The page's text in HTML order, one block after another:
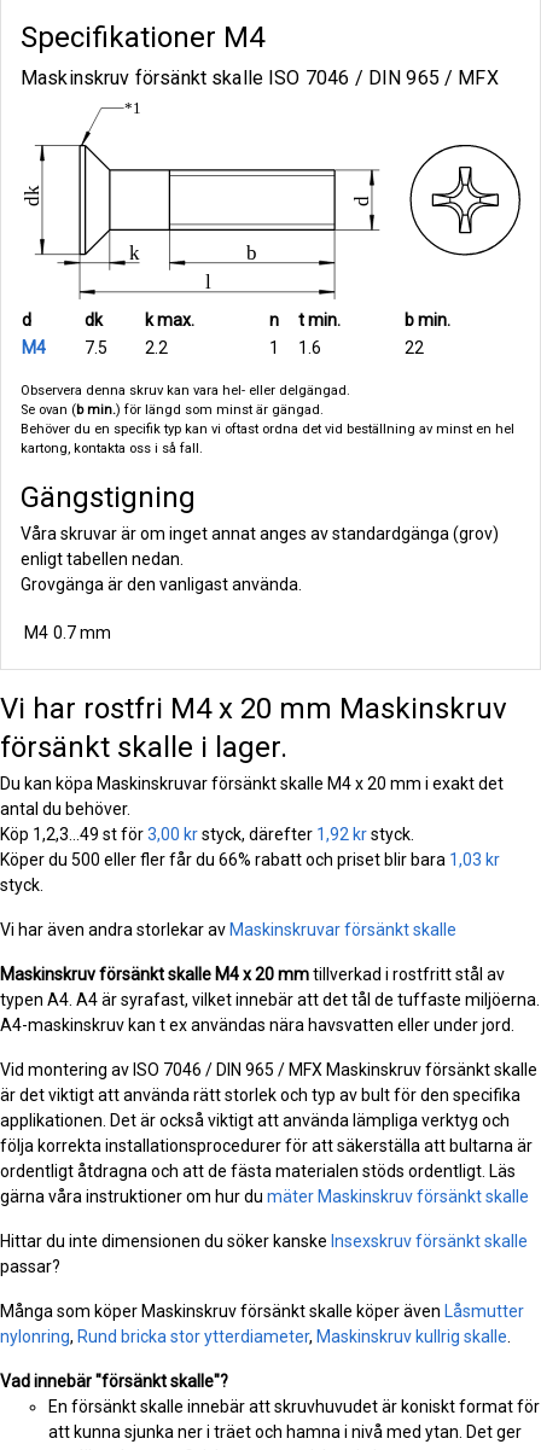
Specifikationer M4
Maskinskruv försänkt skalle ISO 7046 / DIN 965 / MFX
d dk k max. n t min.
b min.
M4
7.5 2.2 1 1.6 22
Observera denna skruv kan vara hel- eller delgängad.
Se ovan (b min.) för längd som minst är gängad.
Behöver du en specifik typ kan vi oftast ordna det vid beställning av minst en hel
kartong, kontakta oss i så fall.
Gängstigning
Våra skruvar är om inget annat anges av standardgänga (grov)
enligt tabellen nedan.
Grovgänga är den vanligast använda.
M4 0.7 mm
Vi har rostfri M4 x 20 mm Maskinskruv
försänkt skalle i lager.
Du kan köpa Maskinskruvar försänkt skalle M4 x 20 mm i exakt det
antal du behöver.
Köp 1,2,3...49 st för3,00 krstyck, därefter 1,92 krstyck.
Köper du 500 eller fler får du 66% rabatt och priset blir bara 1,03 kr
styck.
Vi har även andra storlekar av Maskinskruvar försänkt skalle
Maskinskruv försänkt skalle M4 x 20 mmtillverkad i rostfritt stål av
typen A4. A4 är syrafast, vilket innebär att det tål de tuffaste miljöerna.
A4-maskinskruv kan t ex användas nära havsvatten eller under jord.
Vid montering av ISO 7046 / DIN 965 / MFX Maskinskruv försänkt skalle
är det viktigt att använda rätt storlek och typ av bult för den specifika
applikationen. Det är också viktigt att använda lämpliga verktyg och
följa korrekta installationsprocedurer för att säkerställa att bultarna är
ordentligt åtdragna och att de fästa materialen stöds ordentligt. Läs
gärna våra instruktioner om hur du mäter Maskinskruv försänkt skalle
Hittar du inte dimensionen du söker kanske Insexskruv försänkt skalle
passar?
Många som köper Maskinskruv försänkt skalle köper även Låsmutter
nylonring, Rund bricka stor ytterdiameter, Maskinskruv kullrig skalle
Vad innebär "försänkt skalle"?
En försänkt skalle innebär att skruvhuvudet är koniskt format för
att kunna sjunka ner i träet och hamna i nivå med ytan. Det ger